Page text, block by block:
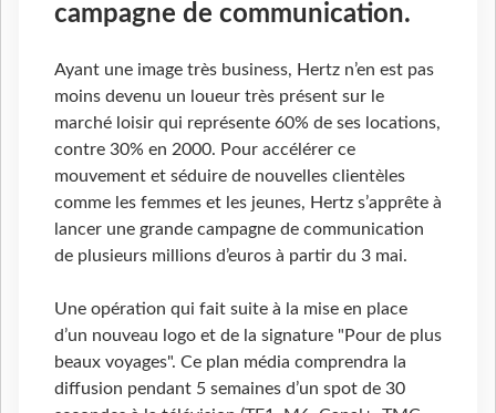
campagne de communication.
Ayant une image très business, Hertz n’en est pas
moins devenu un loueur très présent sur le
marché loisir qui représente 60% de ses locations,
contre 30% en 2000. Pour accélérer ce
mouvement et séduire de nouvelles clientèles
comme les femmes et les jeunes, Hertz s’apprête à
lancer une grande campagne de communication
de plusieurs millions d’euros à partir du 3 mai.
Une opération qui fait suite à la mise en place
d’un nouveau logo et de la signature "Pour de plus
beaux voyages". Ce plan média comprendra la
diffusion pendant 5 semaines d’un spot de 30